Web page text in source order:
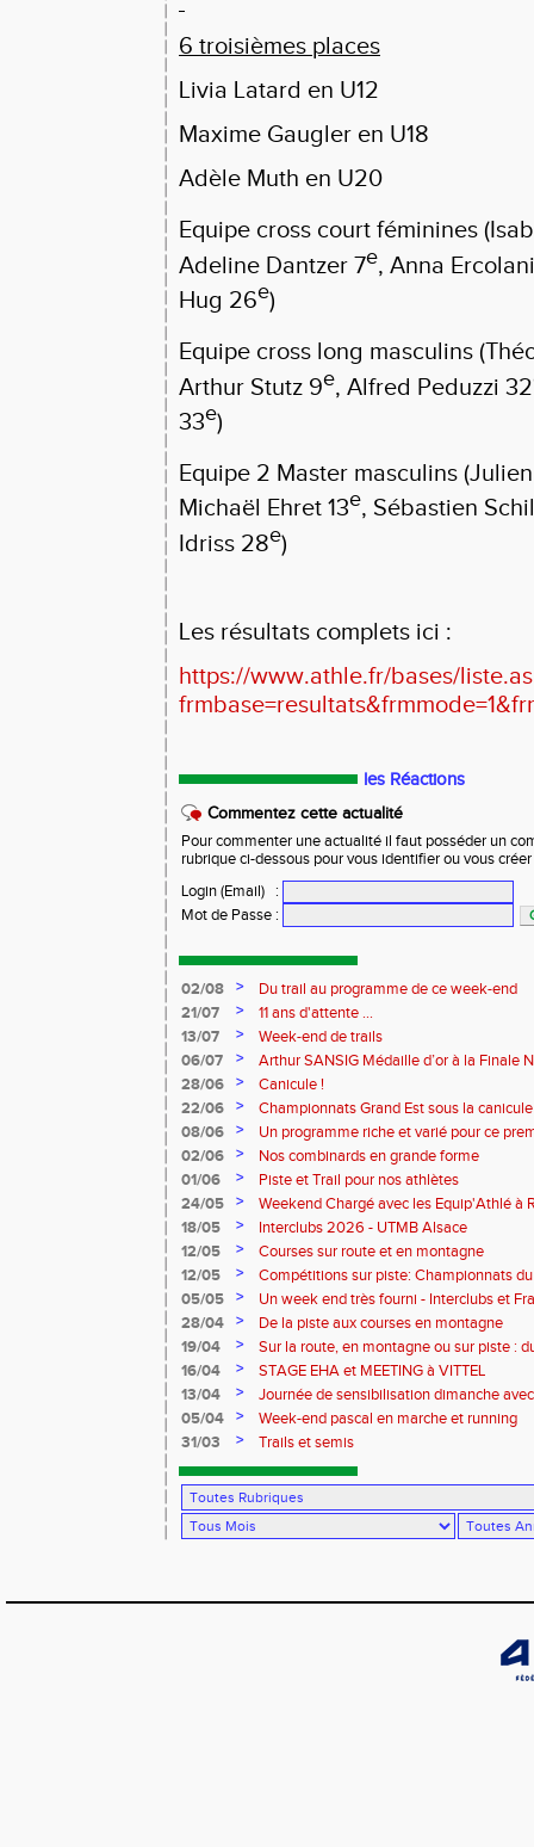
6 troisièmes places
Livia Latard en U12
Maxime Gaugler en U18
Adèle Muth en U20
Equipe cross court féminines
Adeline Dantzer 7e, Anna
Hug 26e)
Equipe cross long masculins
Arthur Stutz 9e, Alfred Peduzzi 32
33e)
Equipe 2 Master masculins
Michaël Ehret 13e, Sébastien
Idriss 28e)
Les résultats complets ici :
https://www.athle.fr/bases/
les Réactions
Commentez cette actualité
Pour commenter une actualité il faut posséder un
rubrique ci-dessous pour vous identifier ou vous
Login (Email)
:
Mot de Passe :
02/08 >
Du trail au programme de ce week-end
21/07
>
11 ans d'attente ...
13/07
>
Week-end de trails
06/07
>
Arthur SANSIG Médaille d’or à la Finale
à Dreux.
28/06 >
Canicule !
22/06
>
Championnats Grand Est sous la canicule
08/06
>
Un programme riche et varié pour ce
02/06
>
Nos combinards en grande forme
01/06
>
Piste et Trail pour nos athlètes
24/05
>
Weekend Chargé avec les Equip'Athlé à
à Reims pour les Benjamins
18/05 >
Interclubs 2026 - UTMB Alsace
12/05
>
Courses sur route et en montagne
12/05
>
Compétitions sur piste: Championnats
équip'athlé U14-U16
05/05 >
Un week end très fourni - Interclubs et
menu !
28/04 >
De la piste aux courses en montagne
19/04
>
Sur la route, en montagne ou sur piste :
Charlottesville en passant par le
16/04 >
STAGE EHA et MEETING à VITTEL
13/04
>
Journée de sensibilisation dimanche
l'association vivre avec Parkinson
05/04 >
Week-end pascal en marche et running
31/03
> Trails et semis